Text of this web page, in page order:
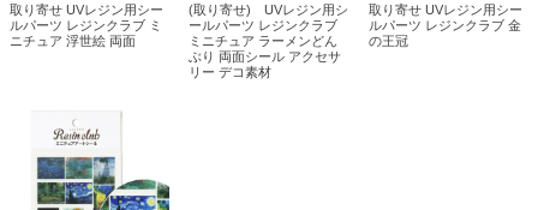
取り寄せ UVレジン用シー
ルパーツ レジンクラブ ミ
ニチュア 浮世絵 両面
(取り寄せ) UVレジン用シ
ールパーツ レジンクラブ
ミニチュア ラーメンどん
ぶり 両面シール アクセサ
リー デコ素材
取り寄せ UVレジン用シー
ルパーツ レジンクラブ 金
の王冠